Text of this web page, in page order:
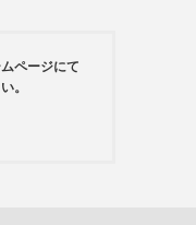
ページにて
。